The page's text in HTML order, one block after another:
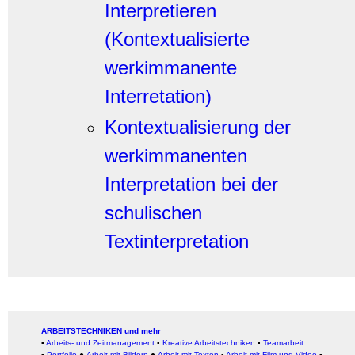
Interpretieren
(Kontextualisierte
werkimmanente
Interretation)
Kontextualisierung der
werkimmanenten
Interpretation bei der
schulischen
Textinterpretation
ARBEITSTECHNIKEN und mehr
▪ Arbeits- und Zeitmanagement ▪ Kreative Arbeitstechniken ▪ Teamarbeit